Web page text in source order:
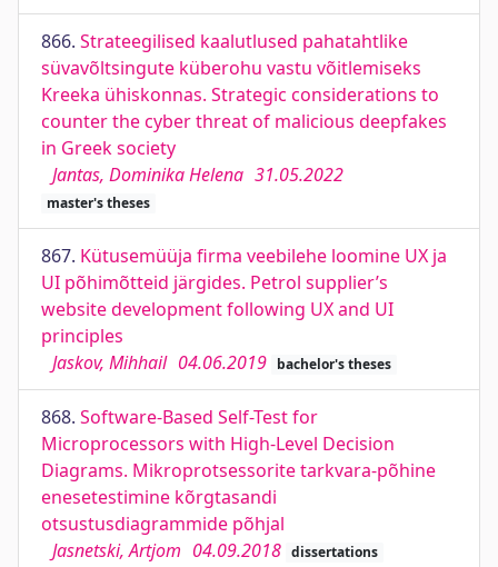
866. Strateegilised kaalutlused pahatahtlike
süvavõltsingute küberohu vastu võitlemiseks
Kreeka ühiskonnas. Strategic considerations to
counter the cyber threat of malicious deepfakes
in Greek society
Jantas, Dominika Helena 31.05.2022
master's theses
867. Kütusemüüja firma veebilehe loomine UX ja
UI põhimõtteid järgides. Petrol supplier’s
website development following UX and UI
principles
Jaskov, Mihhail 04.06.2019 bachelor's theses
868. Software-Based Self-Test for
Microprocessors with High-Level Decision
Diagrams. Mikroprotsessorite tarkvara-põhine
enesetestimine kõrgtasandi
otsustusdiagrammide põhjal
Jasnetski, Artjom 04.09.2018 dissertations